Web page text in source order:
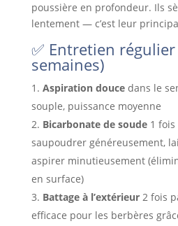
poussière en profondeur. Ils
lentement — c’est leur
✅ Entretien
semaines)
Aspiration doucedans le
souple, puissance moyenne
Bicarbonate de soude1 fois
saupoudrer généreusement,
aspirer minutieusement
en surface)
Battage à l’extérieur2 fois
efficace pour les berbères